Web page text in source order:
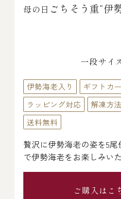
母の日 ごちそう重“伊
一段サイ
伊勢海老入り
ギフトカ
ラッピング対応
解凍方
送料無料
贅沢に伊勢海老の姿を5
で伊勢海老をお楽しみい
ご購入はこ